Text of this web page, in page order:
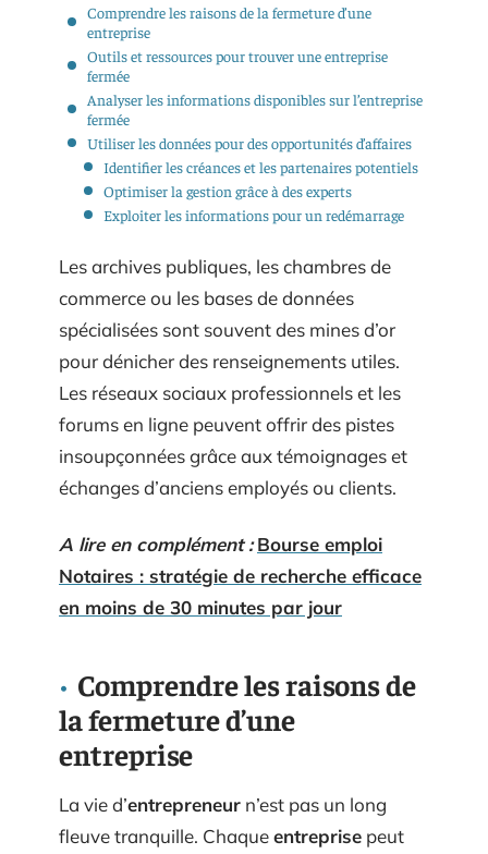
Comprendre les raisons de la fermeture d’une
entreprise
Outils et ressources pour trouver une entreprise
fermée
Analyser les informations disponibles sur l’entreprise
fermée
Utiliser les données pour des opportunités d’affaires
Identifier les créances et les partenaires potentiels
Optimiser la gestion grâce à des experts
Exploiter les informations pour un redémarrage
Les archives publiques, les chambres de
commerce ou les bases de données
spécialisées sont souvent des mines d’or
pour dénicher des renseignements utiles.
Les réseaux sociaux professionnels et les
forums en ligne peuvent offrir des pistes
insoupçonnées grâce aux témoignages et
échanges d’anciens employés ou clients.
A lire en complément : Bourse emploi
Notaires : stratégie de recherche efficace
en moins de 30 minutes par jour
Comprendre les raisons de
la fermeture d’une
entreprise
La vie d’entrepreneur n’est pas un long
fleuve tranquille. Chaqueentreprise peut